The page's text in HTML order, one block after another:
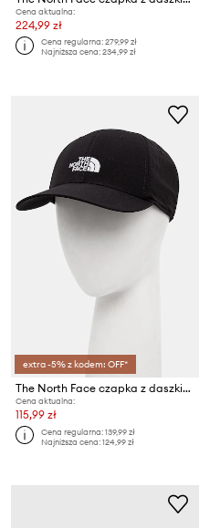
Cena aktualna:
224,99 zł
Cena regularna:279,99 zł
Najniższa cena:234,99 zł
extra -5% z kodem: OFF*
The North Face czapka z daszkiem 66 Flashdry
Cena aktualna:
115,99 zł
Cena regularna:139,99 zł
Najniższa cena:124,99 zł